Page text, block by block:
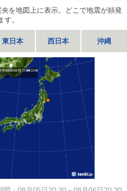
を地図上に表示。どこで地震が頻発
。
東日本 西日本 沖縄